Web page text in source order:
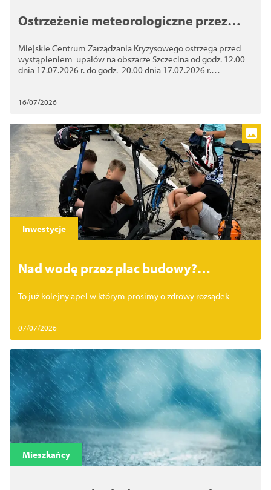
Ostrzeżenie meteorologiczne przez
Miejskie Centrum Zarządzania Kryzysowego ostrzega przed
wystąpieniem upałów na obszarze Szczecina od godz. 12.00
dnia 17.07.2026 r. do godz. 20.00 dnia 17.07.2026 r.
16/07/2026
Inwestycje
Nad wodę przez plac budowy?
To już kolejny apel w którym prosimy o zdrowy rozsądek
07/07/2026
Mieszkańcy